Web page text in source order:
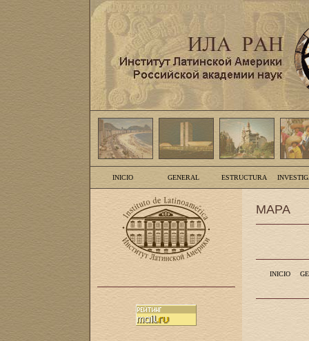
INICIO GENERAL ESTRUCTURA
MAPA
INICIO